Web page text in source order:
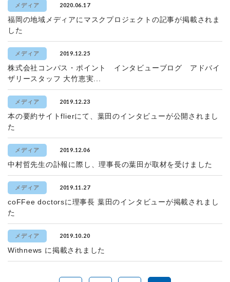
メディア 2020.06.17
福岡の地域メディアにマスクプロジェクトの記事が掲載されま
した
メディア 2019.12.25
株式会社コンパス・ポイント インタビューブログ アドバイ
ザリースタッフ 大竹恵実...
メディア 2019.12.23
本の要約サイトflierにて、葉田のインタビューが公開されまし
た
メディア 2019.12.06
中村哲先生の訃報に際し、理事長の葉田が取材を受けました
メディア 2019.11.27
coFFee doctorsに理事長 葉田のインタビューが掲載されまし
た
メディア 2019.10.20
Withnews に掲載されました